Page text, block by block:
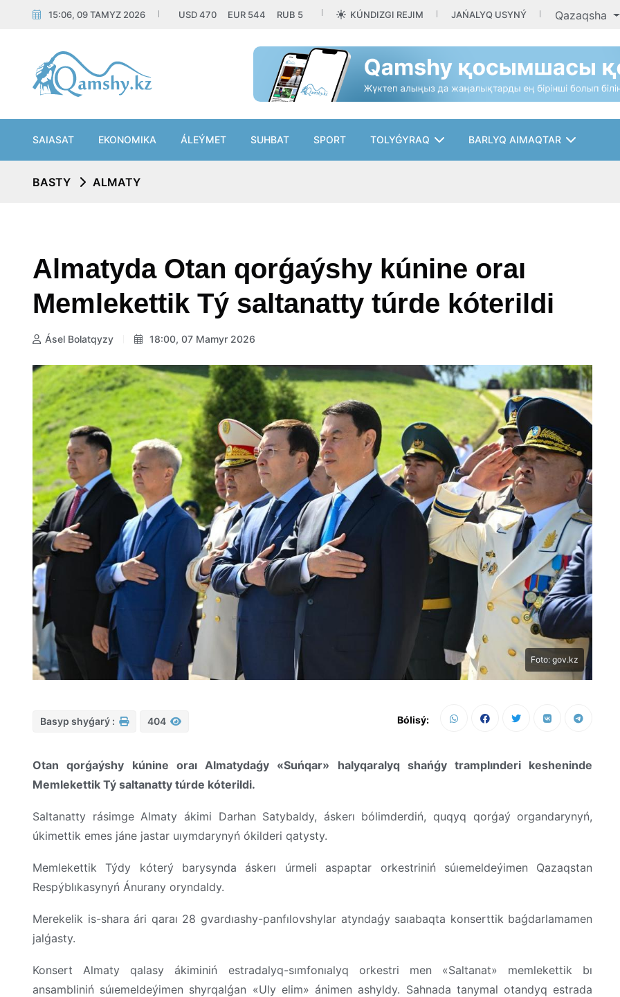
15:06, 09 TAMYZ 2026 USD470 EUR 544 RUB 5 KÚNDIZGI REJIM JAŃALYQ USYNÝ Qazaqsha
SAIASAT EKONOMIKA ÁLEÝMET SUHBAT SPORT TOLYǴYRAQ BARLYQ AIMAQTAR
BASTY ALMATY
Almatyda Otan qorǵaýshy kúnine oraı
Memlekettik Tý saltanatty túrde kóterildi
Ásel Bolatqyzy 18:00, 07 Mamyr 2026
Foto: gov.kz
Basyp shyǵarý : 404 Bólisý:
Otan qorǵaýshy kúnine oraı Almatydaǵy «Suńqar» halyqaralyq shańǵy tramplınderi kesheninde
Memlekettik Tý saltanatty túrde kóterildi.
Saltanatty rásimge Almaty ákimi Darhan Satybaldy, áskerı bólimderdiń, quqyq qorǵaý organdarynyń,
úkimettik emes jáne jastar uıymdarynyń ókilderi qatysty.
Memlekettik Týdy kóterý barysynda áskerı úrmeli aspaptar orkestriniń súıemeldeýimen Qazaqstan
Respýblıkasynyń Ánurany oryndaldy.
Merekelik is-shara ári qaraı 28 gvardıashy-panfılovshylar atyndaǵy saıabaqta konserttik baǵdarlamamen
jalǵasty.
Konsert Almaty qalasy ákiminiń estradalyq-sımfonıalyq orkestri men «Saltanat» memlekettik bı
ansambliniń súıemeldeýimen shyrqalǵan «Uly elim» ánimen ashyldy. Sahnada tanymal otandyq estrada